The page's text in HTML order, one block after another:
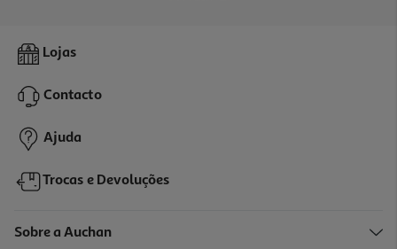
Saco Para Presente Auchan Tamanho L
2,29 €
Lojas
Contacto
Ajuda
Trocas e Devoluções
Sobre a Auchan